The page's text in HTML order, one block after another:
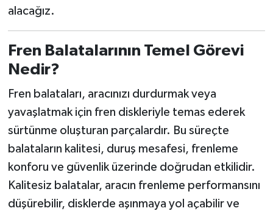
alacağız.
Fren Balatalarının Temel Görevi
Nedir?
Fren balataları, aracınızı durdurmak veya
yavaşlatmak için fren diskleriyle temas ederek
sürtünme oluşturan parçalardır. Bu süreçte
balataların kalitesi, duruş mesafesi, frenleme
konforu ve güvenlik üzerinde doğrudan etkilidir.
Kalitesiz balatalar, aracın frenleme performansını
düşürebilir, disklerde aşınmaya yol açabilir ve